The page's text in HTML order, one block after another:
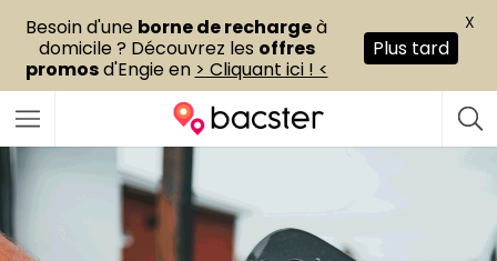
Besoin d'une borne de rechargeà
domicile ? Découvrez les offres
promosd'Engie en > Cliquant ici ! <
Plus tard
X